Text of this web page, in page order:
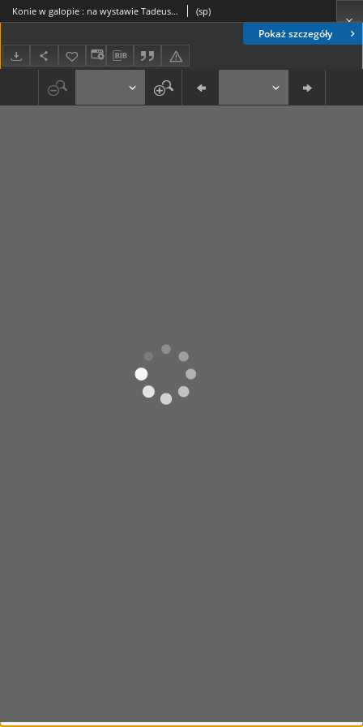
Pokaż szczegóły
Konie w galopie : na wystawie Tadeusza Warchoła w Stowarzyszeniu Kulturalnym Galeria w os. Centrum B 3 (sp)